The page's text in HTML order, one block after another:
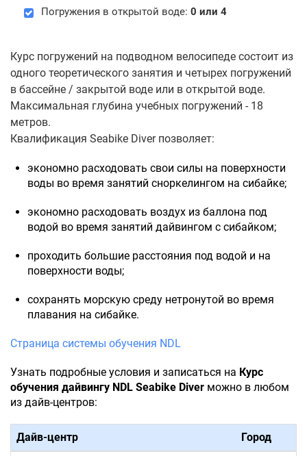
Погружения в открытой воде: 0 или 4
Курс погружений на подводном велосипеде состоит из
одного теоретического занятия и четырех погружений
в бассейне / закрытой воде или в открытой воде.
Максимальная глубина учебных погружений - 18
метров.
Квалификация Seabike Diver позволяет:
экономно расходовать свои силы на поверхности
воды во время занятий сноркелингом на сибайке;
экономно расходовать воздух из баллона под
водой во время занятий дайвингом с сибайком;
проходить большие расстояния под водой и на
поверхности воды;
сохранять морскую среду нетронутой во время
плавания на сибайке.
Страница системы обучения NDL
Узнать подробные условия и записаться на Курс
обучения дайвингу NDL Seabike Diver можно в любом
из дайв-центров:
Дайв-центр Город